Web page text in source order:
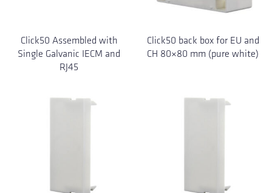
Click50 Assembled with
Single Galvanic IECM and
RJ45
Click50 back box for EU and
CH 80×80 mm (pure white)